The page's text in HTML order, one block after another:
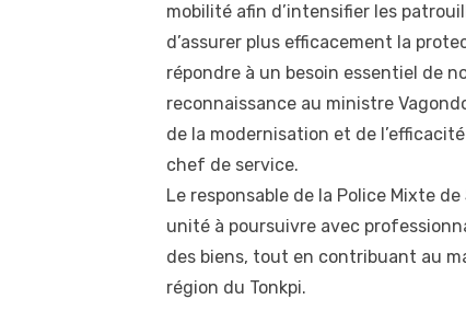
mobilité afin d’intensifier les
d’assurer plus efficacement la
répondre à un besoin essentiel de
reconnaissance au ministre
de la modernisation et de
chef de service.
Le responsable de la Police Mixte
unité à poursuivre avec
des biens, tout en contribuant au
région du Tonkpi.